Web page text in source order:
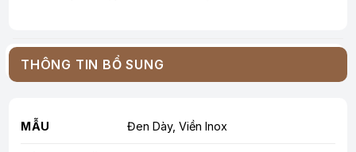
THÔNG TIN BỔ SUNG
MẪU Đen Dày, Viền Inox